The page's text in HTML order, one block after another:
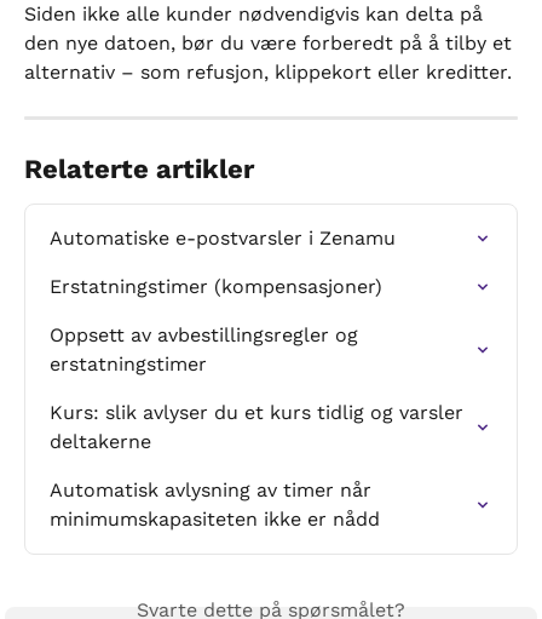
Siden ikke alle kunder nødvendigvis kan delta på
den nye datoen, bør du være forberedt på å tilby et
alternativ – som refusjon, klippekort eller kreditter.
Relaterte artikler
Automatiske e-postvarsler i Zenamu
Erstatningstimer (kompensasjoner)
Oppsett av avbestillingsregler og
erstatningstimer
Kurs: slik avlyser du et kurs tidlig og varsler
deltakerne
Automatisk avlysning av timer når
minimumskapasiteten ikke er nådd
Svarte dette på spørsmålet?